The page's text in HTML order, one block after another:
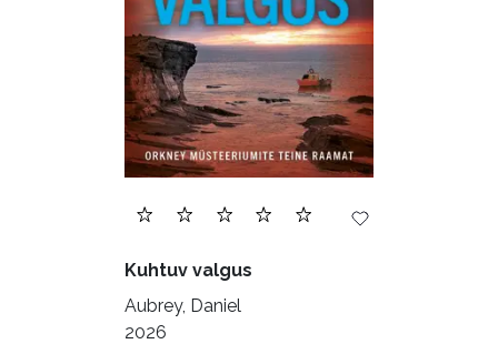
Filoloogia (121)
Filosoofia (148)
Geograafia (65)
Haridus (20)
Ilukirjandus (4256)
Krimi ja põnevik (1285)
Kultuur ja teadus (45)
Kuhtuv valgus
Aubrey, Daniel
2026